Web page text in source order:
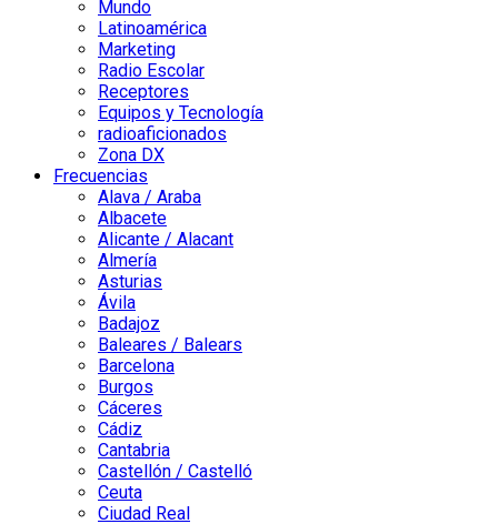
Mundo
Latinoamérica
Marketing
Radio Escolar
Receptores
Equipos y Tecnología
radioaficionados
Zona DX
Frecuencias
Alava / Araba
Albacete
Alicante / Alacant
Almería
Asturias
Ávila
Badajoz
Baleares / Balears
Barcelona
Burgos
Cáceres
Cádiz
Cantabria
Castellón / Castelló
Ceuta
Ciudad Real